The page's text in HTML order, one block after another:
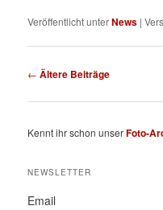
Veröffentlicht unterNews |
Beitragsnavigation
← Ältere Beiträge
Kennt ihr schon unserFoto-
NEWSLETTER
Email